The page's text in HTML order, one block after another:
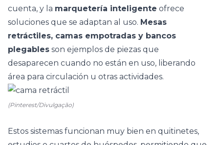
cuenta, y la marquetería inteligente ofrece
soluciones que se adaptan al uso. Mesas
retráctiles, camas empotradas y bancos
plegables son ejemplos de piezas que
desaparecen cuando no están en uso, liberando
área para circulación u otras actividades.
(Pinterest/Divulgação)
Estos sistemas funcionan muy bien en quitinetes,